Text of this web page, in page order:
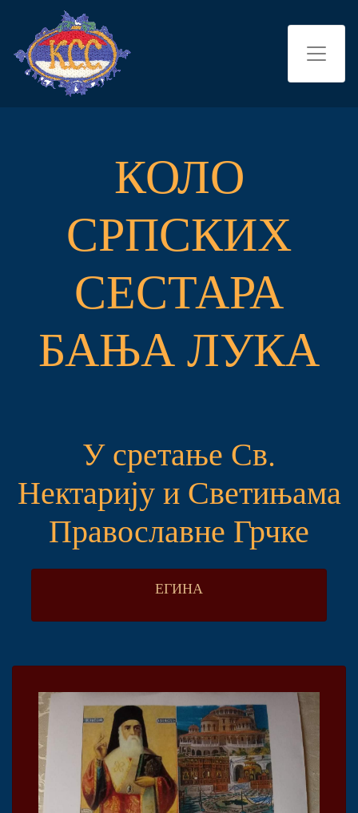
КОЛО
СРПСКИХ
СЕСТАРА
БАЊА ЛУКА
У сретање Св.
Нектарију и Светињама
Православне Грчке
ЕГИНА